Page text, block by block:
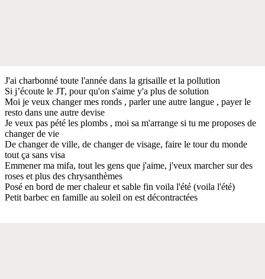
J'ai charbonné toute l'année dans la grisaille et la pollution
Si j’écoute le JT, pour qu'on s'aime y'a plus de solution
Moi je veux changer mes ronds , parler une autre langue , payer le
resto dans une autre devise
Je veux pas pété les plombs , moi sa m'arrange si tu me proposes de
changer de vie
De changer de ville, de changer de visage, faire le tour du monde
tout ça sans visa
Emmener ma mifa, tout les gens que j'aime, j'veux marcher sur des
roses et plus des chrysanthèmes
Posé en bord de mer chaleur et sable fin voila l'été (voila l'été)
Petit barbec en famille au soleil on est décontractées